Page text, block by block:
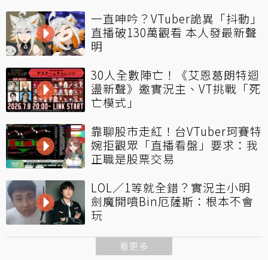
一直呻吟？VTuber詭異「抖動」
直播破130萬觀看 本人發最新聲
明
30人全數陣亡！《艾恩葛朗特迴
盪新聲》邀實況主、VT挑戰「死
亡模式」
靠聊股市走紅！台VTuber珂賽特
婉拒觀眾「直播看盤」要求：我
正職是股票交易
LOL／1等就全錯？實況主小明
劍魔開噴Bin厄薩斯：根本不會
玩
看更多